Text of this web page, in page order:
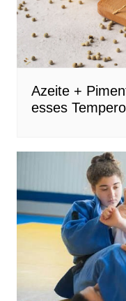
Azeite +
esses